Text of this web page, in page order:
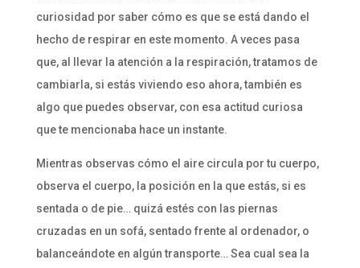
curiosidad por saber cómo es que se está dando el
hecho de respirar en este momento. A veces pasa
que, al llevar la atención a la respiración, tratamos de
cambiarla, si estás viviendo eso ahora, también es
algo que puedes observar, con esa actitud curiosa
que te mencionaba hace un instante.
Mientras observas cómo el aire circula por tu cuerpo,
observa el cuerpo, la posición en la que estás, si es
sentada o de pie… quizá estés con las piernas
cruzadas en un sofá, sentado frente al ordenador, o
balanceándote en algún transporte… Sea cual sea la